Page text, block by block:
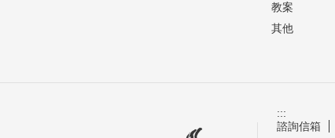
教案
其他
:::
諮詢信箱